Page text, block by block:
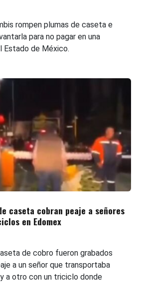
rompen plumas de caseta e
para no pagar en una
Estado de México.
caseta cobran peaje a señores
en Edomex
de cobro fueron grabados
a un señor que transportaba
a otro con un triciclo donde